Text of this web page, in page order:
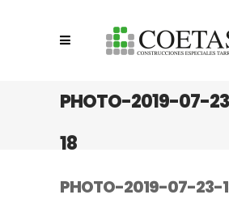
PHOTO-2019-07-
18
PHOTO-2019-07-23-